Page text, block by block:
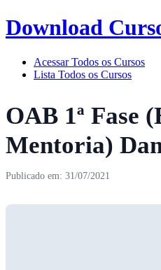
Download
Acessar Todos os Cursos
Lista Todos os Cursos
OAB 1ª Fase
Mentoria)
Publicado em: 31/07/2021